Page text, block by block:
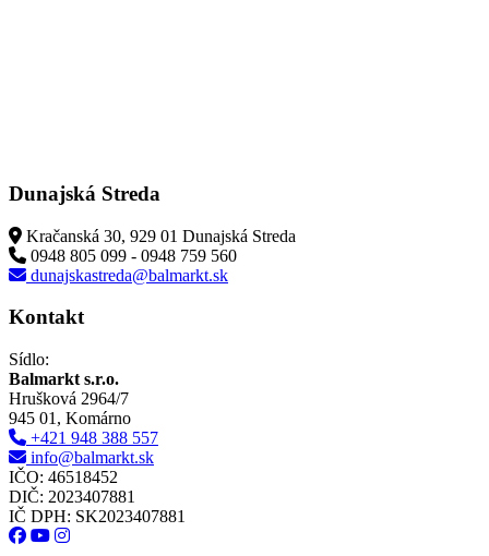
Dunajská Streda
Kračanská 30, 929 01 Dunajská Streda
0948 805 099 - 0948 759 560
dunajskastreda@balmarkt.sk
Kontakt
Sídlo:
Balmarkt s.r.o.
Hrušková 2964/7
945 01, Komárno
+421 948 388 557
info@balmarkt.sk
IČO: 46518452
DIČ: 2023407881
IČ DPH: SK2023407881